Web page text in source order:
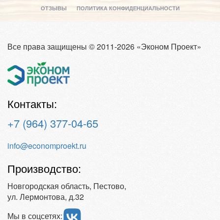
ОТЗЫВЫ
ПОЛИТИКА КОНФИДЕНЦИАЛЬНОСТИ
Все права защищены © 2011-2026 «Эконом Проект»
Контакты:
+7 (964) 377-04-65
info@economproekt.ru
Производство:
Новгородская область, Пестово,
ул. Лермонтова, д.32
Мы в соцсетях: